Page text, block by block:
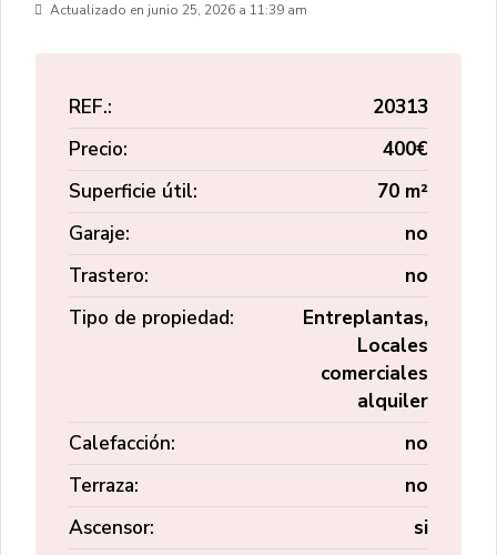
Actualizado en junio 25, 2026 a 11:39 am
REF.:
20313
Precio:
400€
Superficie útil:
70 m²
Garaje:
no
Trastero:
no
Tipo de propiedad:
Entreplantas,
Locales
comerciales
alquiler
Calefacción:
no
Terraza:
no
Ascensor:
si